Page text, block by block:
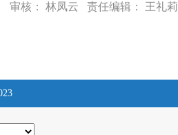
审核： 林凤云 责任编辑： 王礼莉